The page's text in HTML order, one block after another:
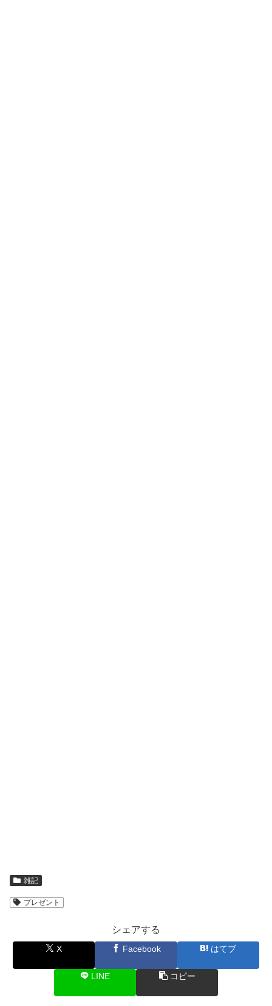
雑記
プレゼント
シェアする
X Facebook はてブ
LINE コピー